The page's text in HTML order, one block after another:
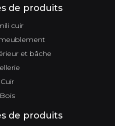
de produits
cuir
et bâche
Cuir
Bois
de produits